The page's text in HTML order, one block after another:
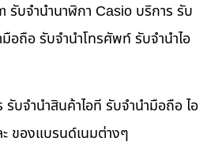
รับจำนำนาฬิกา Casio บริการ รับ
อถือ รับจำนำโทรศัพท์ รับจำนำไอ
บจำนำสินค้าไอที รับจำนำมือถือ ไอ
ของแบรนด์เนมต่างๆ